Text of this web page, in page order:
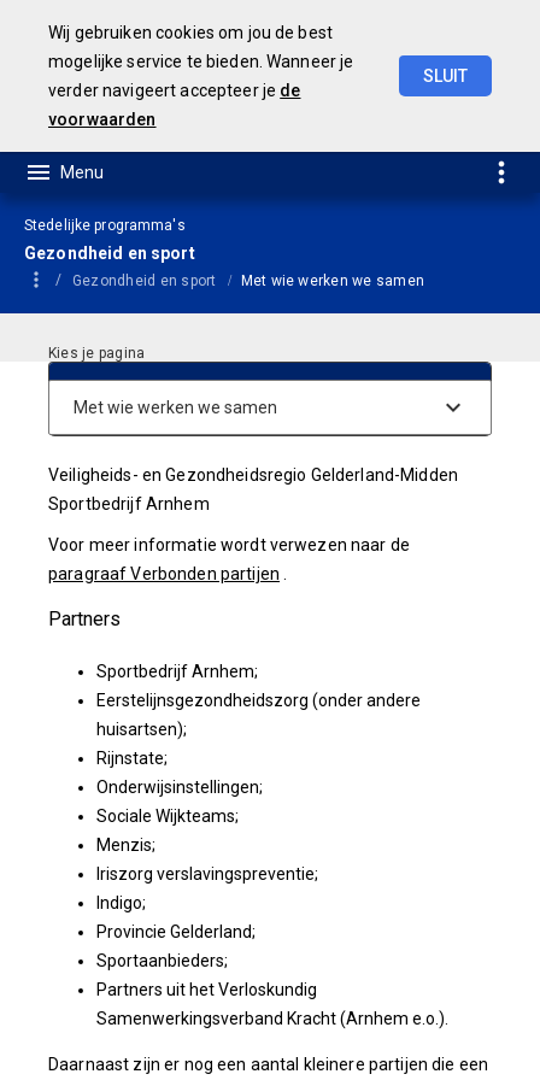
Wij gebruiken cookies om jou de best
mogelijke service te bieden. Wanneer je
verder navigeert accepteer je de
voorwaarden
SLUIT
Stedelijke programma's
Gezondheid en sport
Gezondheid en sport Met wie werken we samen
Verbonden partijen
Veiligheids- en Gezondheidsregio Gelderland-Midden
Sportbedrijf Arnhem
Voor meer informatie wordt verwezen naar de
paragraaf Verbonden partijen
Partners
Sportbedrijf Arnhem;
Eerstelijnsgezondheidszorg (onder andere
huisartsen);
Rijnstate;
Onderwijsinstellingen;
Sociale Wijkteams;
Menzis;
Iriszorg verslavingspreventie;
Indigo;
Provincie Gelderland;
Sportaanbieders;
Partners uit het Verloskundig
Samenwerkingsverband Kracht (Arnhem e.o.).
Daarnaast zijn er nog een aantal kleinere partijen die een